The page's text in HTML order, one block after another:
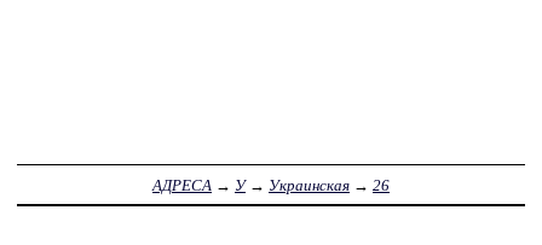
АДРЕСА → У→ Украинская → 26